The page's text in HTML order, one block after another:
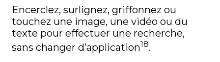
Encerclez, surlignez, griffonnez ou
touchez une image, une vidéo ou du
texte pour effectuer une recherche,
sans changer d’application18.